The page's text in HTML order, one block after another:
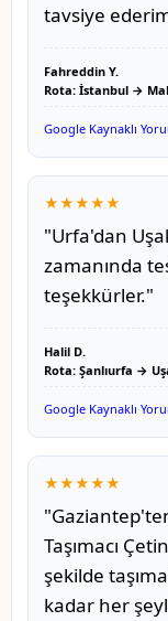
tavsiye
Fahreddin Y.
Rota: İstanbul →
Google Kaynaklı
★★★★★
"Urfa'dan
zamanında
teşekkürler."
Halil D.
Rota: Şanlıurfa →
Google Kaynaklı
★★★★★
Taşımacı
şekilde
kadar her